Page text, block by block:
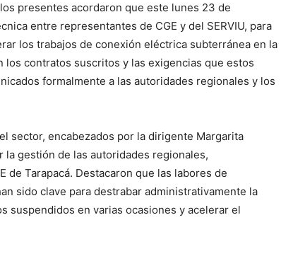
presentes acordaron que este lunes 23 de
entre representantes de CGE y del SERVIU, para
los trabajos de conexión eléctrica subterránea en la
los contratos suscritos y las exigencias que estos
formalmente a las autoridades regionales y los
sector, encabezados por la dirigente Margarita
gestión de las autoridades regionales,
de Tarapacá. Destacaron que las labores de
sido clave para destrabar administrativamente la
suspendidos en varias ocasiones y acelerar el